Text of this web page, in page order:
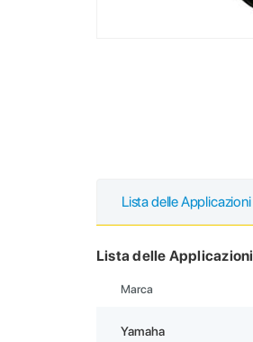
Lista delle Applicazioni
Lista delle Applicazioni
Marca
Yamaha